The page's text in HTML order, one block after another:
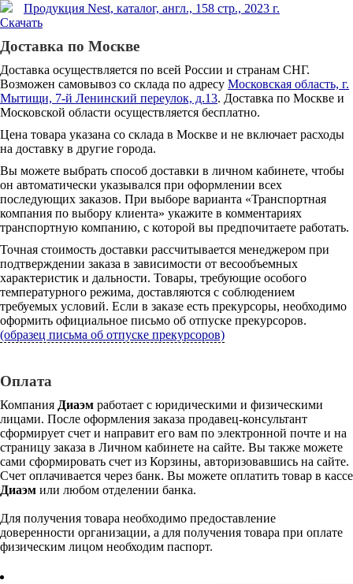
Продукция Nest, каталог, англ., 158 стр., 2023 г.
Скачать
Доставка по Москве
Доставка осуществляется по всей России и странам СНГ.
Возможен самовывоз со склада по адресу Московская область, г.
Мытищи, 7-й Ленинский переулок, д.13. Доставка по Москве и
Московской области осуществляется бесплатно.
Цена товара указана со склада в Москве и не включает расходы
на доставку в другие города.
Вы можете выбрать способ доставки в личном кабинете, чтобы
он автоматически указывался при оформлении всех
последующих заказов. При выборе варианта «Транспортная
компания по выбору клиента» укажите в комментариях
транспортную компанию, с которой вы предпочитаете работать.
Точная стоимость доставки рассчитывается менеджером при
подтверждении заказа в зависимости от весообъемных
характеристик и дальности. Товары, требующие особого
температурного режима, доставляются с соблюдением
требуемых условий. Если в заказе есть прекурсоры, необходимо
оформить официальное письмо об отпуске прекурсоров.
(образец письма об отпуске прекурсоров)
Оплата
Компания Диаэм работает с юридическими и физическими
лицами. После оформления заказа продавец-консультант
сформирует счет и направит его вам по электронной почте и на
страницу заказа в Личном кабинете на сайте. Вы также можете
сами сформировать счет из Корзины, авторизовавшись на сайте.
Счет оплачивается через банк. Вы можете оплатить товар в кассе
Диаэм или любом отделении банка.
Для получения товара необходимо предоставление
доверенности организации, а для получения товара при оплате
физическим лицом необходим паспорт.